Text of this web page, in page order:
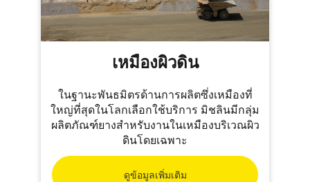
เหมืองผิวดิน
ในฐานะพันธมิตรด้านการผลิตซึ่งเหมืองที่
ใหญ่ที่สุดในโลกเลือกใช้บริการ มิชลินมีกลุ่ม
ผลิตภัณฑ์ยางสำหรับงานในเหมืองบริเวณผิว
ดินโดยเฉพาะ
ดูข้อมูลเพิ่มเติม